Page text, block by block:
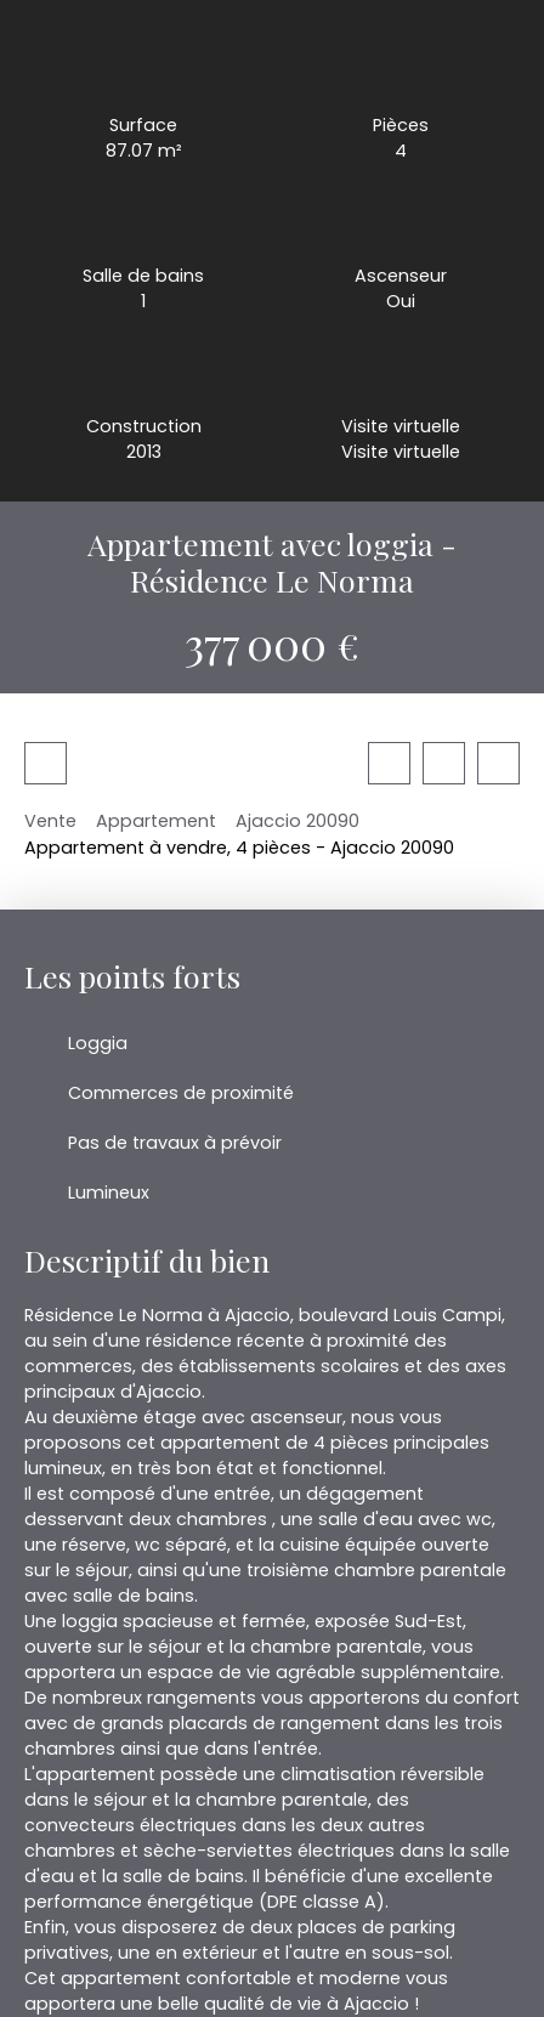
Surface
87.07 m²
Pièces
4
Salle de bains
1
Ascenseur
Oui
Construction
2013
Visite virtuelle
Visite virtuelle
Appartement avec loggia -
Résidence Le Norma
377 000 €
Vente Appartement
Ajaccio 20090
Appartement à vendre, 4 pièces - Ajaccio 20090
Les points forts
Loggia
Commerces de proximité
Pas de travaux à prévoir
Lumineux
Descriptif du bien
Résidence Le Norma à Ajaccio, boulevard Louis Campi,
au sein d'une résidence récente à proximité des
commerces, des établissements scolaires et des axes
principaux d'Ajaccio.
Au deuxième étage avec ascenseur, nous vous
proposons cet appartement de 4 pièces principales
lumineux, en très bon état et fonctionnel.
Il est composé d'une entrée, un dégagement
desservant deux chambres , une salle d'eau avec wc,
une réserve, wc séparé, et la cuisine équipée ouverte
sur le séjour, ainsi qu'une troisième chambre parentale
avec salle de bains.
Une loggia spacieuse et fermée, exposée Sud-Est,
ouverte sur le séjour et la chambre parentale, vous
apportera un espace de vie agréable supplémentaire.
De nombreux rangements vous apporterons du confort
avec de grands placards de rangement dans les trois
chambres ainsi que dans l'entrée.
L'appartement possède une climatisation réversible
dans le séjour et la chambre parentale, des
convecteurs électriques dans les deux autres
chambres et sèche-serviettes électriques dans la salle
d'eau et la salle de bains. Il bénéficie d'une excellente
performance énergétique (DPE classe A).
Enfin, vous disposerez de deux places de parking
privatives, une en extérieur et l'autre en sous-sol.
Cet appartement confortable et moderne vous
apportera une belle qualité de vie à Ajaccio !